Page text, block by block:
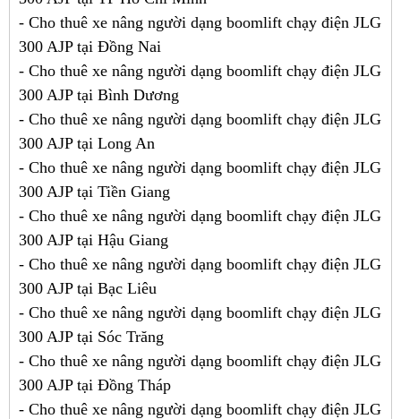
- Cho thuê xe nâng người dạng boomlift chạy điện JLG
300 AJP tại Đồng Nai
- Cho thuê xe nâng người dạng boomlift chạy điện JLG
300 AJP tại Bình Dương
- Cho thuê xe nâng người dạng boomlift chạy điện JLG
300 AJP tại Long An
- Cho thuê xe nâng người dạng boomlift chạy điện JLG
300 AJP tại Tiền Giang
- Cho thuê xe nâng người dạng boomlift chạy điện JLG
300 AJP tại Hậu Giang
- Cho thuê xe nâng người dạng boomlift chạy điện JLG
300 AJP tại Bạc Liêu
- Cho thuê xe nâng người dạng boomlift chạy điện JLG
300 AJP tại Sóc Trăng
- Cho thuê xe nâng người dạng boomlift chạy điện JLG
300 AJP tại Đồng Tháp
- Cho thuê xe nâng người dạng boomlift chạy điện JLG